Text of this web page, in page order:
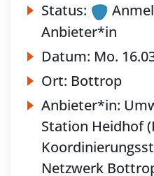
Status:
Anbieter*in
Datum: Mo.
Ort: Bottrop
Anbieter*in:
Station Heidhof
Netzwerk